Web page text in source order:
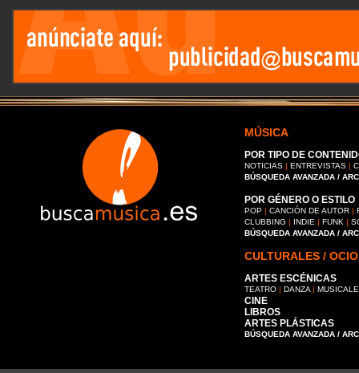
MÚSICA
POR TIPO DE
NOTICIAS | ENTREVISTAS |
BÚSQUEDA AVANZADA /
POR GÉNERO O ESTILO
POP | CANCIÓN DE AUTOR |
CLUBBING | INDIE | FUNK |
BÚSQUEDA AVANZADA /
CULTURALES / OCIO
ARTES ESCÉNICAS
TEATRO | DANZA |
CINE
LIBROS
ARTES PLÁSTICAS
BÚSQUEDA AVANZADA /